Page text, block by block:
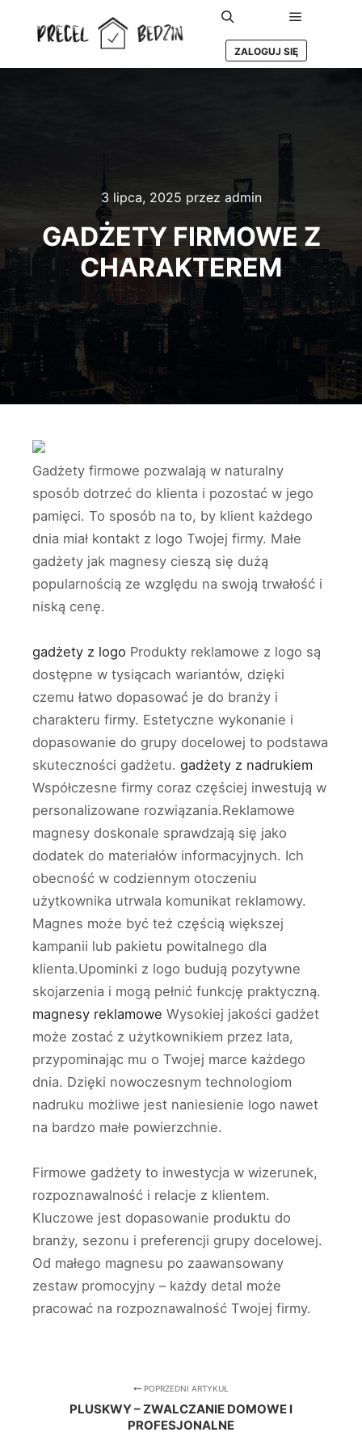
Szukaj Główne
ZALOGUJ SIĘ
3 lipca, 2025 przez admin
GADŻETY FIRMOWE Z
CHARAKTEREM
Gadżety firmowe pozwalają w naturalny
sposób dotrzeć do klienta i pozostać w jego
pamięci. To sposób na to, by klient każdego
dnia miał kontakt z logo Twojej firmy. Małe
gadżety jak magnesy cieszą się dużą
popularnością ze względu na swoją trwałość i
niską cenę.
gadżety z logo Produkty reklamowe z logo są
dostępne w tysiącach wariantów, dzięki
czemu łatwo dopasować je do branży i
charakteru firmy. Estetyczne wykonanie i
dopasowanie do grupy docelowej to podstawa
skuteczności gadżetu. gadżety z nadrukiem
Współczesne firmy coraz częściej inwestują w
personalizowane rozwiązania.Reklamowe
magnesy doskonale sprawdzają się jako
dodatek do materiałów informacyjnych. Ich
obecność w codziennym otoczeniu
użytkownika utrwala komunikat reklamowy.
Magnes może być też częścią większej
kampanii lub pakietu powitalnego dla
klienta.Upominki z logo budują pozytywne
skojarzenia i mogą pełnić funkcję praktyczną.
magnesy reklamowe Wysokiej jakości gadżet
może zostać z użytkownikiem przez lata,
przypominając mu o Twojej marce każdego
dnia. Dzięki nowoczesnym technologiom
nadruku możliwe jest naniesienie logo nawet
na bardzo małe powierzchnie.
Firmowe gadżety to inwestycja w wizerunek,
rozpoznawalność i relacje z klientem.
Kluczowe jest dopasowanie produktu do
branży, sezonu i preferencji grupy docelowej.
Od małego magnesu po zaawansowany
zestaw promocyjny – każdy detal może
pracować na rozpoznawalność Twojej firmy.
POPRZEDNI ARTYKUŁ
PLUSKWY – ZWALCZANIE DOMOWE I
PROFESJONALNE